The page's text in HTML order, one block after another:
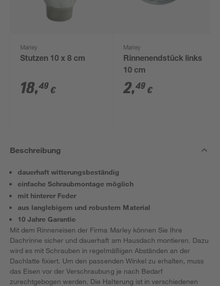
Marley
Stutzen 10 x 8 cm
18,49 €
Marley
Rinnenendstück links
10 cm
2,49 €
Beschreibung
dauerhaft witterungsbeständig
einfache Schraubmontage möglich
mit hinterer Feder
aus langlebigem und robustem Material
10 Jahre Garantie
Mit dem Rinneneisen der Firma Marley können Sie Ihre
Dachrinne sicher und dauerhaft am Hausdach montieren. Dazu
wird es mit Schrauben in regelmäßigen Abständen an der
Dachlatte fixiert. Um den passenden Winkel zu erhalten, muss
das Eisen vor der Verschraubung je nach Bedarf
zurechtgebogen werden. Die Halterung ist in verschiedenen